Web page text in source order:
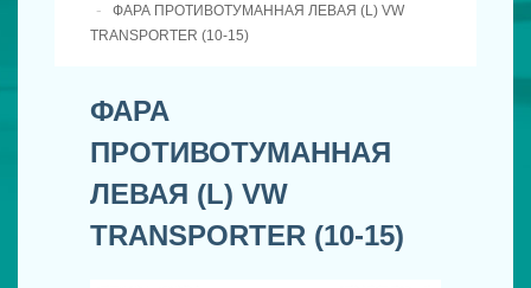
ФАРА ПРОТИВОТУМАННАЯ ЛЕВАЯ (L) VW
TRANSPORTER (10-15)
ФАРА
ПРОТИВОТУМАННАЯ
ЛЕВАЯ (L) VW
TRANSPORTER (10-15)